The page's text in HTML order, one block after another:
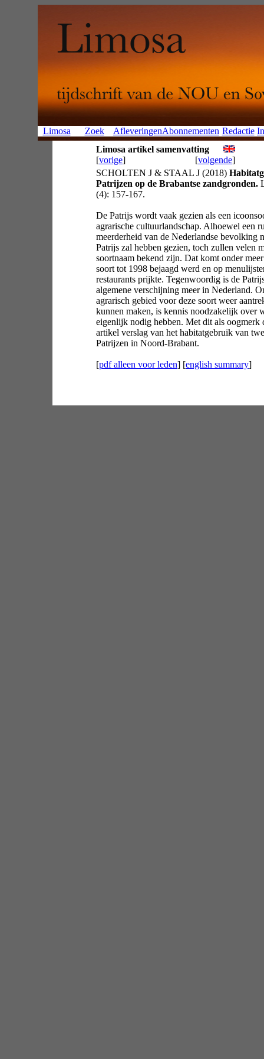
Limosa Zoek AfleveringenAbonnementen Redactie
Limosa artikel samenvatting
[vorige] [volgende]
SCHOLTEN J & STAAL J (2018)
Patrijzen op de Brabantse zandgronden.
(4): 157-167.
De Patrijs wordt vaak gezien als een
agrarische cultuurlandschap. Alhoewel een
meerderheid van de Nederlandse bevolking
Patrijs zal hebben gezien, toch zullen velen
soortnaam bekend zijn. Dat komt onder
soort tot 1998 bejaagd werd en op
restaurants prijkte. Tegenwoordig is de
algemene verschijning meer in Nederland.
agrarisch gebied voor deze soort weer
kunnen maken, is kennis noodzakelijk over
eigenlijk nodig hebben. Met dit als oogmerk
artikel verslag van het habitatgebruik van
Patrijzen in Noord-Brabant.
[pdf alleen voor leden] [english summary]